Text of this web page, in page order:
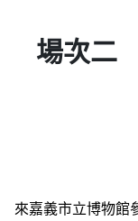
場次二
來嘉義市立博物館